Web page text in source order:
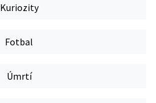
Kuriozity
Fotbal
Úmrtí